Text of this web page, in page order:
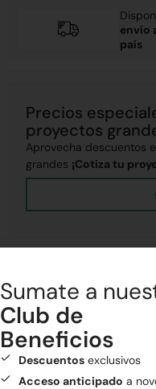
envío
país
Precios
proyectos
Aprovecha descuentos
grandes ¡Cotiza tu
Realizamos envíos a todo
Envío gratis
a
Medios de pago
Pagá tu compra con
Sumate a
Club de
Beneficios
Descuentosexclusivos
Acceso anticipado a